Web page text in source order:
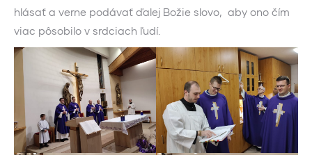
hlásať a verne podávať ďalej Božie slovo, aby ono čím
viac pôsobilo v srdciach ľudí.